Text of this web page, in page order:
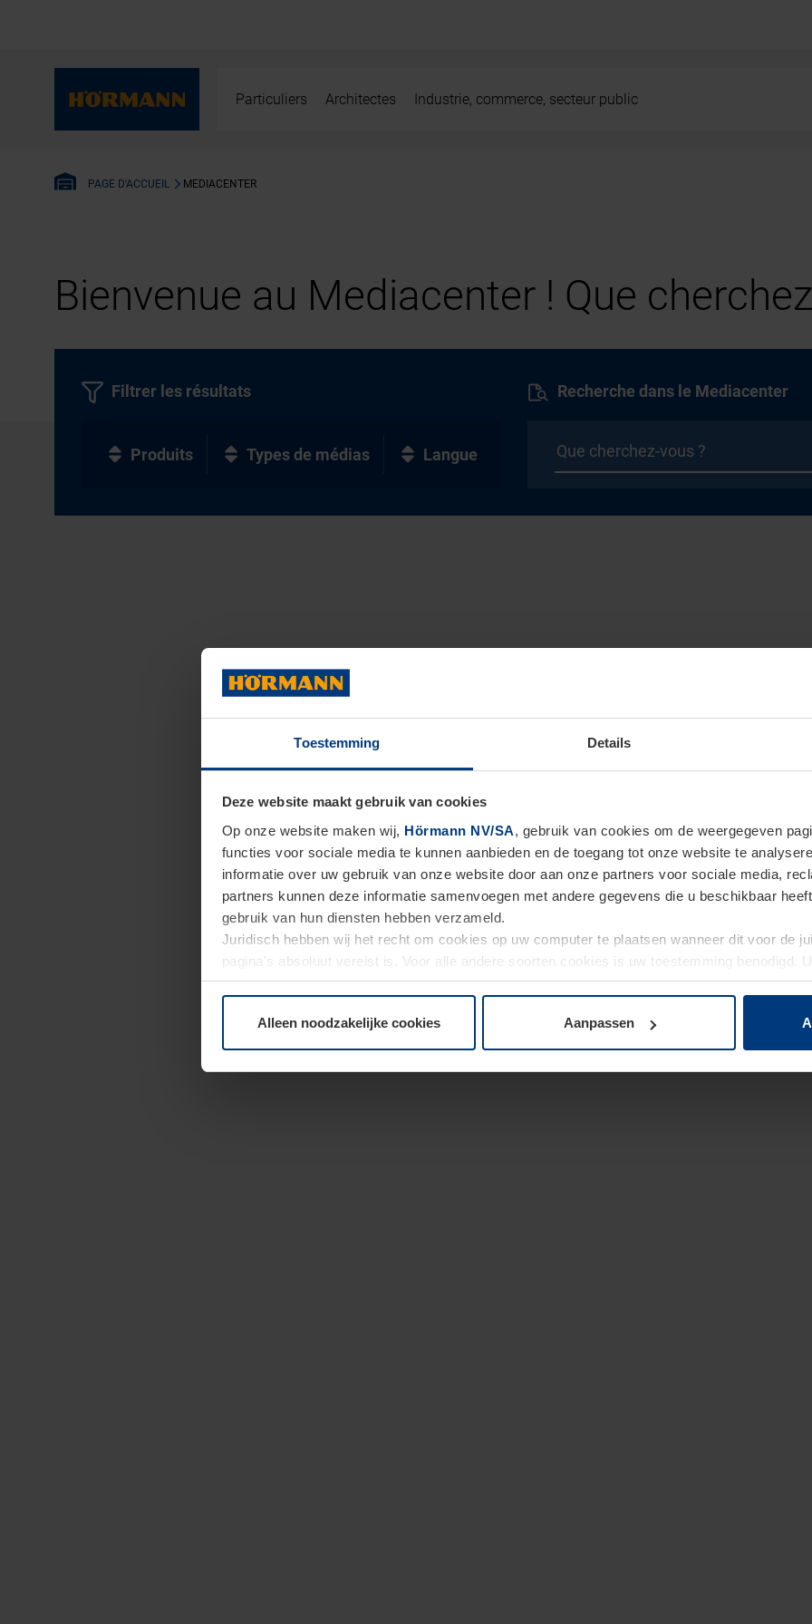
Toestemming Details
Deze website maakt gebruik van cookies
Op onze website maken wij, Hörmann NV/SA, gebruik van cookies om de weergegeven
functies voor sociale media te kunnen aanbieden en de toegang tot onze website te
informatie over uw gebruik van onze website door aan onze partners voor sociale media,
partners kunnen deze informatie samenvoegen met andere gegevens die u beschikbaar
gebruik van hun diensten hebben verzameld.
Juridisch hebben wij het recht om cookies op uw computer te plaatsen wanneer dit voor de
pagina's absoluut vereist is. Voor alle andere soorten cookies is uw toestemming benodigd.
moment bij de uitleg van de cookies op paginaPrivacyverklaringop onze website wijzigen
Alleen noodzakelijke cookies Aanpassen
Particuliers Architectes Industrie, commerce, secteur public
PAGE D'ACCUEIL MEDIACENTER
Bienvenue au Mediacenter ! Que
Recherche dans le Mediacenter
Filtrer les résultats
Produits Types de médias Langue